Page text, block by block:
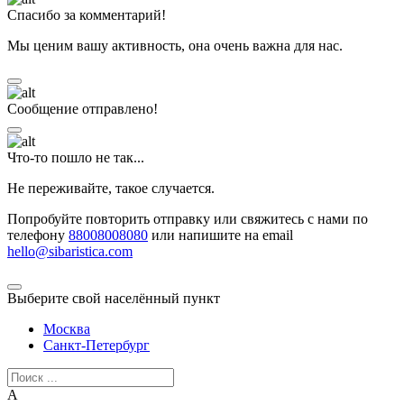
Спасибо за комментарий!
Мы ценим вашу активность, она очень важна для нас.
Сообщение отправлено!
Что-то пошло не так...
Не переживайте, такое случается.
Попробуйте повторить отправку или свяжитесь с нами по
телефону 88008008080 или напишите на email
hello@sibaristica.com
Выберите свой населённый пункт
Москва
Санкт-Петербург
А